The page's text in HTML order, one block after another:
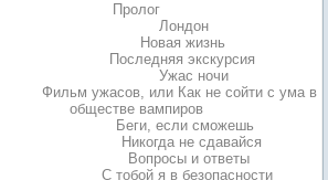
Пролог
Лондон
Новая жизнь
Последняя экскурсия
Ужас ночи
Фильм ужасов, или Как не сойти с ума в
обществе вампиров
Беги, если сможешь
Никогда не сдавайся
Вопросы и ответы
С тобой я в безопасности